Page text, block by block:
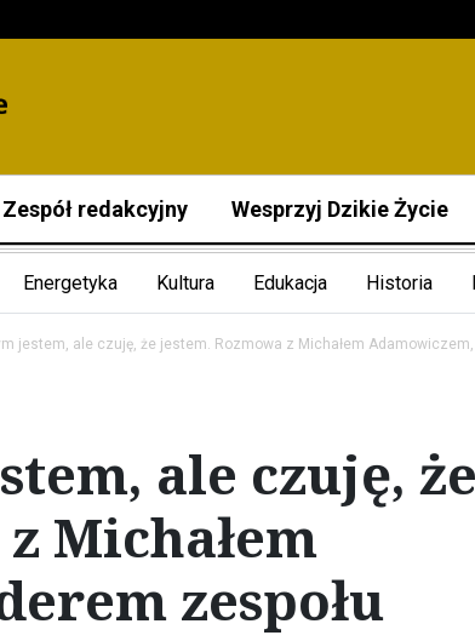
Zespół redakcyjny Wesprzyj Dzikie Życie
Energetyka Kultura Edukacja Historia
jestem, ale czuję, że jestem. Rozmowa z Michałem
ale czuję, że
Michałem
zespołu